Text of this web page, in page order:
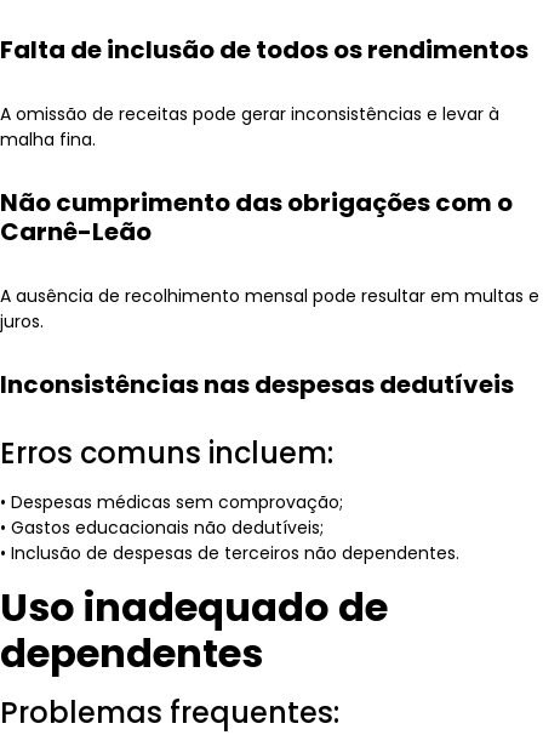
Falta de inclusão de todos os rendimentos
A omissão de receitas pode gerar inconsistências e levar à
malha fina.
Não cumprimento das obrigações com o
Carnê-Leão
A ausência de recolhimento mensal pode resultar em multas e
juros.
Inconsistências nas despesas dedutíveis
Erros comuns incluem:
• Despesas médicas sem comprovação;
• Gastos educacionais não dedutíveis;
• Inclusão de despesas de terceiros não dependentes.
Uso inadequado de
dependentes
Problemas frequentes: